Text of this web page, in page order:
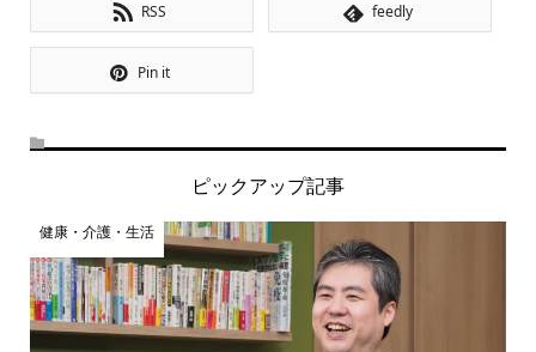
RSS feedly
Pin it
ピックアップ記事
健康・介護・生活